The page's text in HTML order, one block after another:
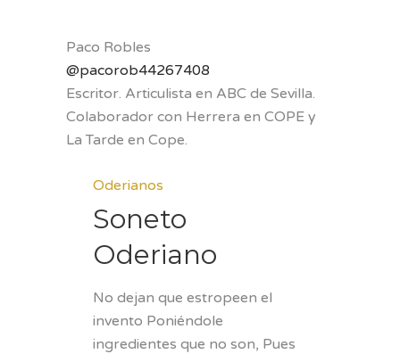
Paco Robles
@pacorob44267408
Escritor. Articulista en ABC de Sevilla.
Colaborador con Herrera en COPE y
La Tarde en Cope.
Oderianos
Soneto
Oderiano
No dejan que estropeen el
invento Poniéndole
ingredientes que no son, Pues